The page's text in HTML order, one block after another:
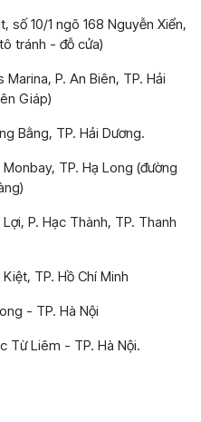
số 10/1 ngõ 168 Nguyễn Xiển,
tránh - đỗ cửa)
Marina, P. An Biên, TP. Hải
Giáp)
Bằng, TP. Hải Dương.
Monbay, TP. Hạ Long (đường
P. Hạc Thành, TP. Thanh
TP. Hồ Chí Minh
- TP. Hà Nội
Từ Liêm - TP. Hà Nội.